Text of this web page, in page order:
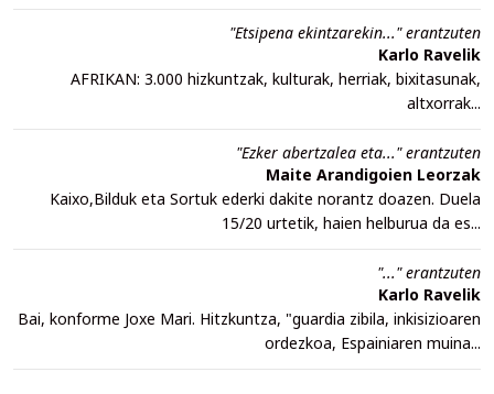
"Etsipena ekintzarekin..." erantzuten
Karlo Ravelik
AFRIKAN: 3.000 hizkuntzak, kulturak, herriak, bixitasunak,
altxorrak...
"Ezker abertzalea eta..." erantzuten
Maite Arandigoien Leorzak
Kaixo,Bilduk eta Sortuk ederki dakite norantz doazen. Duela
15/20 urtetik, haien helburua da es...
"..." erantzuten
Karlo Ravelik
Bai, konforme Joxe Mari. Hitzkuntza, "guardia zibila, inkisizioaren
ordezkoa, Espainiaren muina...